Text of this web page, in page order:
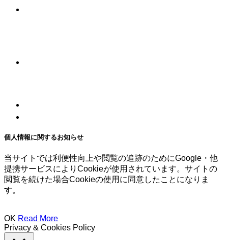
個人情報に関するお知らせ
当サイトでは利便性向上や閲覧の追跡のためにGoogle・他
提携サービスによりCookieが使用されています。サイトの
閲覧を続けた場合Cookieの使用に同意したことになりま
す。
OK Read More
Privacy & Cookies Policy